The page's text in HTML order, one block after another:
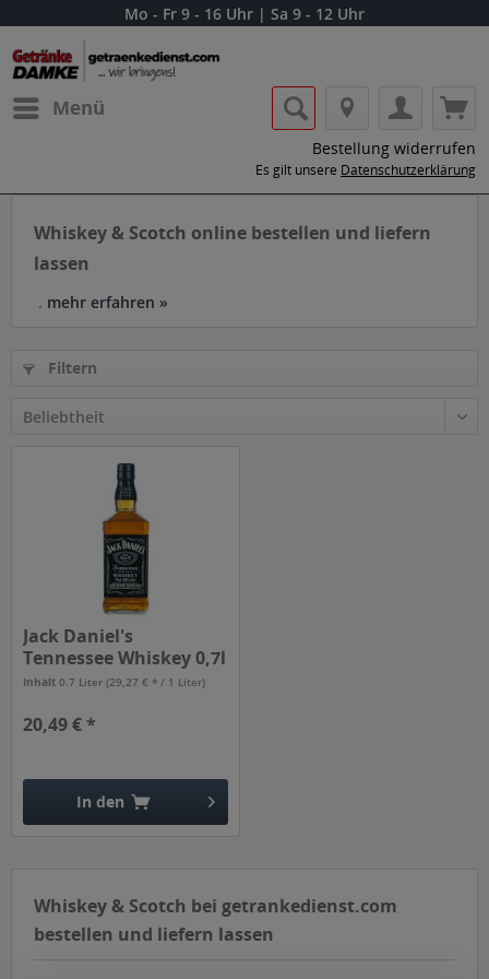
Mo - Fr 9 - 16 Uhr | Sa 9 - 12 Uhr
Menü
Bestellung widerrufen
Es gilt unsere Datenschutzerklärung
Whiskey & Scotch online bestellen und liefern
lassen
. mehr erfahren »
Filtern
Jack Daniel's
Tennessee Whiskey 0,7l
Inhalt0.7 Liter(29,27 € * / 1 Liter)
20,49 € *
In den
Whiskey & Scotch bei getrankedienst.com
bestellen und liefern lassen